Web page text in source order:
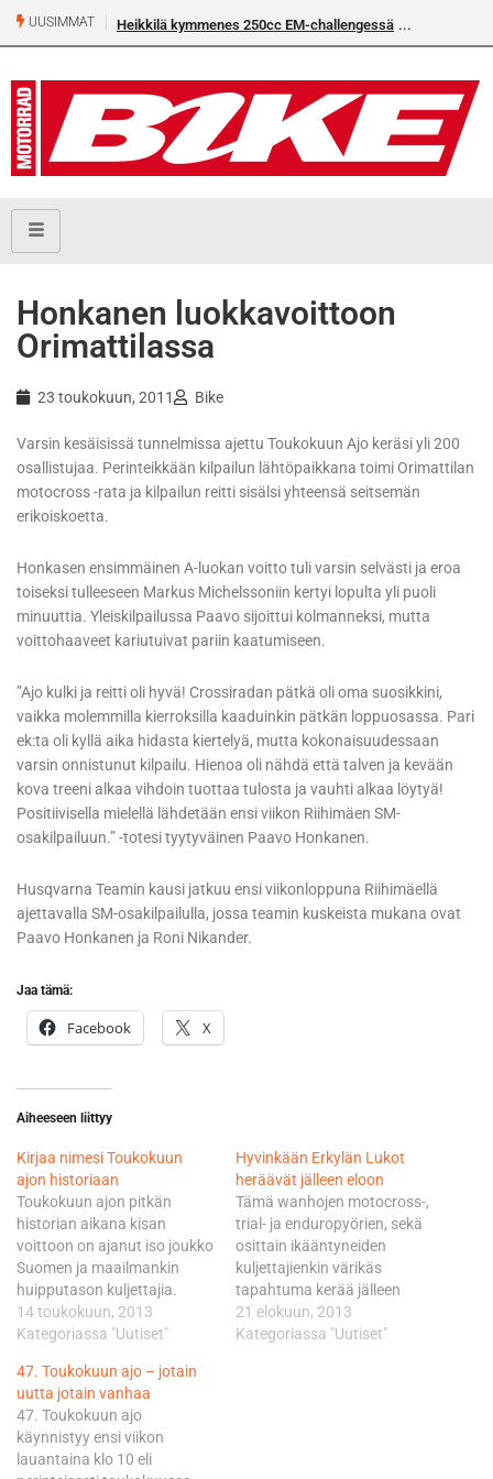
UUSIMMAT Heikkilä kymmenes 250cc EM-challengessä
Honkanen luokkavoittoon
Orimattilassa
23 toukokuun, 2011 Bike
Varsin kesäisissä tunnelmissa ajettu Toukokuun Ajo keräsi yli 200
osallistujaa. Perinteikkään kilpailun lähtöpaikkana toimi Orimattilan
motocross -rata ja kilpailun reitti sisälsi yhteensä seitsemän
erikoiskoetta.
Honkasen ensimmäinen A-luokan voitto tuli varsin selvästi ja eroa
toiseksi tulleeseen Markus Michelssoniin kertyi lopulta yli puoli
minuuttia. Yleiskilpailussa Paavo sijoittui kolmanneksi, mutta
voittohaaveet kariutuivat pariin kaatumiseen.
”Ajo kulki ja reitti oli hyvä! Crossiradan pätkä oli oma suosikkini,
vaikka molemmilla kierroksilla kaaduinkin pätkän loppuosassa. Pari
ek:ta oli kyllä aika hidasta kiertelyä, mutta kokonaisuudessaan
varsin onnistunut kilpailu. Hienoa oli nähdä että talven ja kevään
kova treeni alkaa vihdoin tuottaa tulosta ja vauhti alkaa löytyä!
Positiivisella mielellä lähdetään ensi viikon Riihimäen SM-
osakilpailuun.” -totesi tyytyväinen Paavo Honkanen.
Husqvarna Teamin kausi jatkuu ensi viikonloppuna Riihimäellä
ajettavalla SM-osakilpailulla, jossa teamin kuskeista mukana ovat
Paavo Honkanen ja Roni Nikander.
Jaa tämä:
Facebook X
Aiheeseen liittyy
Kirjaa nimesi Toukokuun
ajon historiaan
Toukokuun ajon pitkän
historian aikana kisan
voittoon on ajanut iso joukko
Suomen ja maailmankin
huipputason kuljettajia.
Toukokuun ajon voittajiin
kuuluu myös viime vuonna
Mika Ahola. Kilpailun
pääyhteistyökumppani
Motopalvelu Niemitalon
tiimissä ajava Joni
Kaivolainen tavoittelee
14 toukokuun, 2013
Kategoriassa "Uutiset"
Hyvinkään Erkylän Lukot
heräävät jälleen eloon
Tämä wanhojen motocross-,
trial- ja enduropyörien, sekä
osittain ikääntyneiden
kuljettajienkin värikäs
tapahtuma kerää jälleen
sankan joukon Erkylän
Lukkojen legendaarisen
21 elokuun, 2013
Kategoriassa "Uutiset"
47. Toukokuun ajo – jotain
uutta jotain vanhaa
47. Toukokuun ajo
käynnistyy ensi viikon
lauantaina klo 10 eli